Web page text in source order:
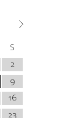
S
2
9
16
23